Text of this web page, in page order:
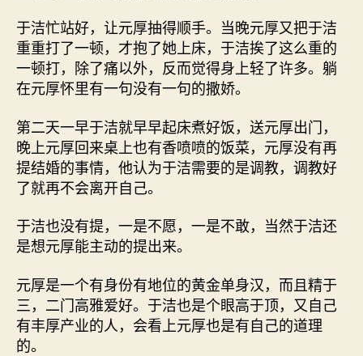
于洁忙站好，让元厚抽得顺手。当晚元厚又把于洁
重重打了一顿，才抱了她上床，于洁挨了这么重的
一顿打，除了痛以外，反而觉得身上轻了许多。躺
在元厚怀里有一句没有一句的撒娇。
第二天一早于洁就早早起床煮好饭，送元厚出门，
晚上元厚回来桌上也有香喷喷的饭菜，元厚没有再
提结婚的事情，他认为于洁需要的是调教，调教好
了就再不会离开自己。
于洁也没有提，一是不愿，一是不敢，当然于洁还
是想元厚能主动的提出来。
元厚是一个有身份有地位的黄金单身汉，而且精于
三，二门高雅爱好。于洁也是个眼高于顶，又自己
有丰厚产业的人，会看上元厚也是有自己的道理
的。